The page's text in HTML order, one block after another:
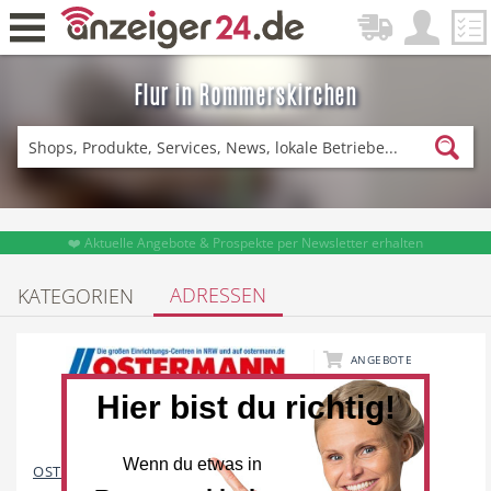
Flur in Rommerskirchen
Zurück
Fitness & Sport Einkaufen
DE-News News
Restaurant Hotel
❤️ Aktuelle Angebote & Prospekte per Newsletter erhalten
KATEGORIEN ADRESSEN
ANGEBOTE
14671
OSTERMANN Möbelhaus
Hier bist du richtig!
Wenn du etwas in